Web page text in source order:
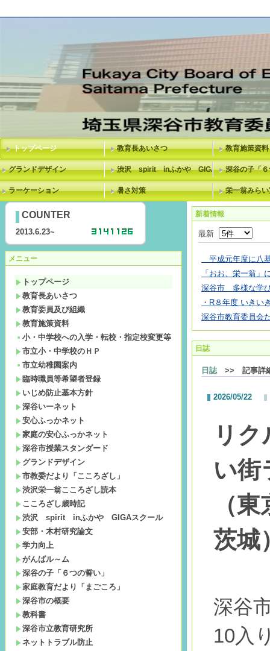
トップページ 教育長あいさつ 教育施策資料
グランドデザイン 渋沢 spirit inふかや GIGAスクール
深谷の子「
ラーケーション 暑さ対策 栄一翁みら
COUNTER
2013.6.23~
メニュー
トップページ
教育長あいさつ
教育委員及び組織
教育施策資料
小・中学校への入学・転校・指定校変更等
市立小・中学校のＨＰ
市立幼稚園案内
臨時職員等希望者登録
いじめ防止基本方針
深谷いーネット
安心ふっかネット
家庭の安心ふっかネット
深谷市授業スタンダード
グランドデザイン
市教委だより「こころざし」
渋沢栄一翁こころざし読本
こころざし歳時記
渋沢 spirit inふかや GIGAスクール
安部・木村研究論文
学力向上
がんばル～ム
深谷の子「６つの誓い」
家庭教育だより「まごころ」
深谷市の概要
教科書
深谷市立教育研究所
ネットトラブル防止
新着情報
最新
平成元年度に八
「おお、栄一翁」
深谷市 多様な学
・R８年度 いき
深谷市教育委員会
日誌
日誌>> 記事詳
2026/05/22
リ
い街
（
茨城
深谷
10入